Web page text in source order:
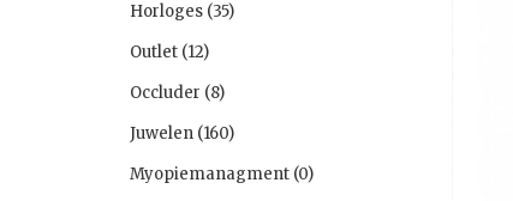
Horloges (35)
Outlet (12)
Occluder (8)
Juwelen (160)
Myopiemanagment (0)